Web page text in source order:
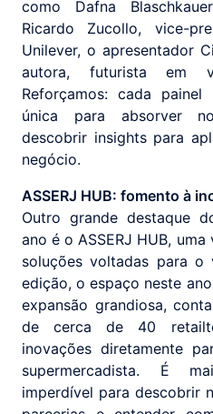
como Dafna
Ricardo Zucollo, vice-
Unilever, o apresentador
autora, futurista em
Reforçamos: cada
única para absorver
descobrir insights para
negócio.
ASSERJ HUB: fomento à
Outro grande destaque
ano é o ASSERJ HUB,
soluções voltadas para o
edição, o espaço neste
expansão grandiosa,
de cerca de 40
inovações diretamente
supermercadista. É
imperdível para descobrir